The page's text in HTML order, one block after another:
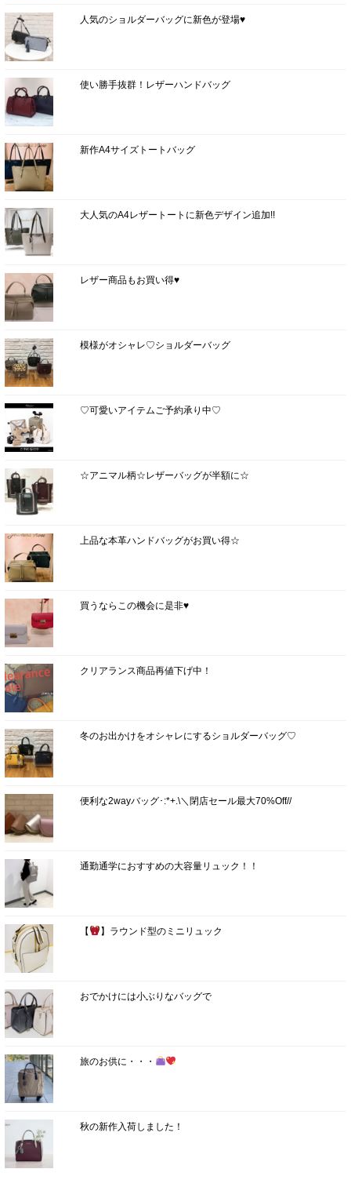
人気のショルダーバッグに新色が登場♥
使い勝手抜群！レザーハンドバッグ
新作A4サイズトートバッグ
大人気のA4レザートートに新色デザイン追加!!
レザー商品もお買い得♥
模様がオシャレ♡ショルダーバッグ
♡可愛いアイテムご予約承り中♡
☆アニマル柄☆レザーバッグが半額に☆
上品な本革ハンドバッグがお買い得☆
買うならこの機会に是非♥
クリアランス商品再値下げ中！
冬のお出かけをオシャレにするショルダーバッグ♡
便利な2wayバッグ･:*+.\＼閉店セール最大70%Off//
通勤通学におすすめの大容量リュック！！
【 】ラウンド型のミニリュック
おでかけには小ぶりなバッグで
旅のお供に・・・
秋の新作入荷しました！